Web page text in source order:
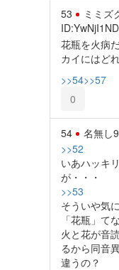
53 ミミズ
花瓶を火病
カイにはど
>>54>>57
0
54 名無し
>>52
いあハッキ
が・・・
>>53
そういや気
「花瓶」て
火と花が音
るから同音
違うの？